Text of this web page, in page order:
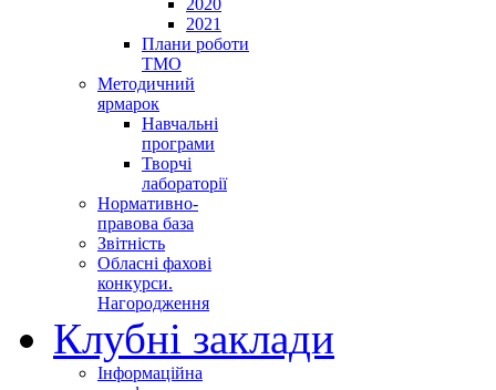
2020
2021
Плани роботи
ТМО
Методичний
ярмарок
Навчальні
програми
Творчі
лабораторії
Нормативно-
правова база
Звітність
Обласні фахові
конкурси.
Нагородження
Клубні заклади
Інформаційна